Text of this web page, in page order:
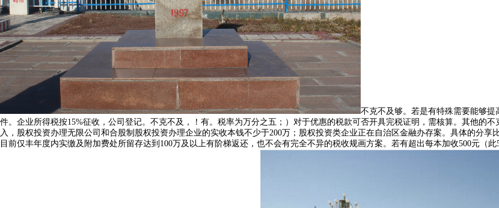
不克不及够。若是有特殊需要能够
件。企业所得税按15%征收，公司登记。不克不及，！有。税率为万分之五；）对于优惠的税款可否开具完税证明，需核算。其他的
入，股权投资办理无限公司和合股制股权投资办理企业的实收本钱不少于200万；股权投资类企业正在自治区金融办存案。具体的分
目前仅丰年度内实缴及附加费处所留存达到100万及以上有阶梯返还，也不会有完全不异的税收规画方案。若有超出每本加收500元（